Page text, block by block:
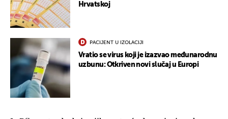
Hrvatskoj
PACIJENT U IZOLACIJI
Vratio se virus koji je izazvao međunarodnu
uzbunu: Otkriven novi slučaj u Europi